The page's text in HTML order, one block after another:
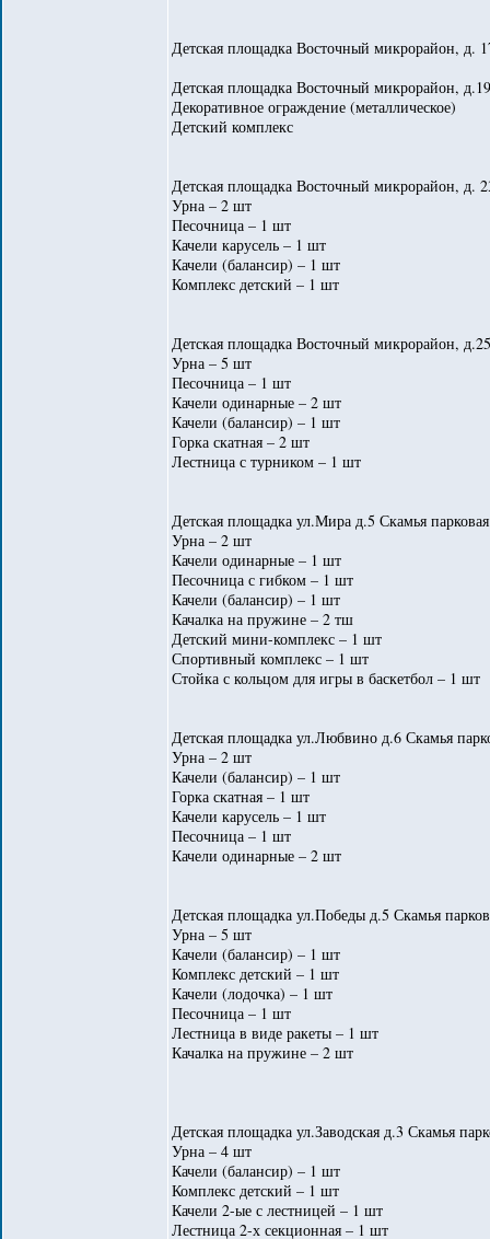
Детская площадка Восточный микрорайон,
Детская площадка Восточный микрорайон,
Декоративное ограждение (металлическое)
Детский комплекс
Детская площадка Восточный микрорайон, д.
Урна – 2 шт
Песочница – 1 шт
Качели карусель – 1 шт
Качели (балансир) – 1 шт
Комплекс детский – 1 шт
Детская площадка Восточный микрорайон,
Урна – 5 шт
Песочница – 1 шт
Качели одинарные – 2 шт
Качели (балансир) – 1 шт
Горка скатная – 2 шт
Лестница с турником – 1 шт
Детская площадка ул.Мира д.5 Скамья
Урна – 2 шт
Качели одинарные – 1 шт
Песочница с гибком – 1 шт
Качели (балансир) – 1 шт
Качалка на пружине – 2 тш
Детский мини-комплекс – 1 шт
Спортивный комплекс – 1 шт
Стойка с кольцом для игры в баскетбол – 1 шт
Детская площадка ул.Любвино д.6 Скамья
Урна – 2 шт
Качели (балансир) – 1 шт
Горка скатная – 1 шт
Качели карусель – 1 шт
Песочница – 1 шт
Качели одинарные – 2 шт
Детская площадка ул.Победы д.5 Скамья
Урна – 5 шт
Качели (балансир) – 1 шт
Комплекс детский – 1 шт
Качели (лодочка) – 1 шт
Песочница – 1 шт
Лестница в виде ракеты – 1 шт
Качалка на пружине – 2 шт
Детская площадка ул.Заводская д.3 Скамья
Урна – 4 шт
Качели (балансир) – 1 шт
Комплекс детский – 1 шт
Качели 2-ые с лестницей – 1 шт
Лестница 2-х секционная – 1 шт